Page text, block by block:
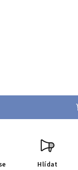
Hlídat